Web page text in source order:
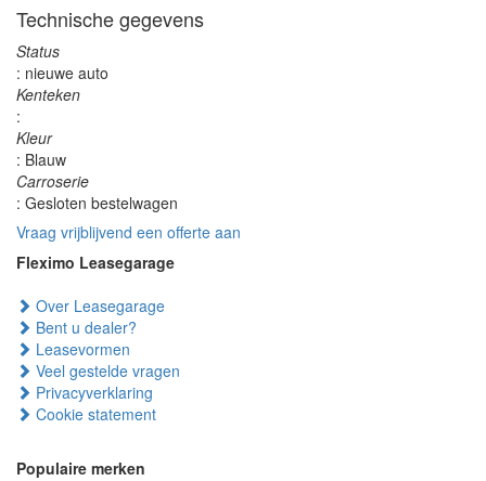
Technische gegevens
Status
: nieuwe auto
Kenteken
:
Kleur
: Blauw
Carroserie
: Gesloten bestelwagen
Vraag vrijblijvend een offerte aan
Fleximo Leasegarage
Over Leasegarage
Bent u dealer?
Leasevormen
Veel gestelde vragen
Privacyverklaring
Cookie statement
Populaire merken